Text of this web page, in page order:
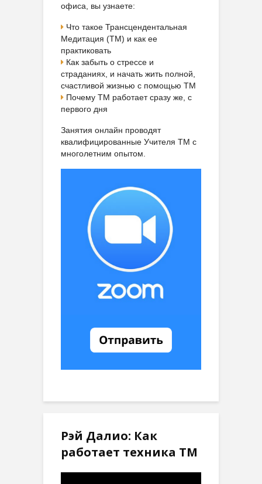
офиса, вы узнаете:
Что такое Трансцендентальная
Медитация (ТМ) и как ее
практиковать
Как забыть о стрессе и
страданиях, и начать жить полной,
счастливой жизнью с помощью ТМ
Почему ТМ работает сразу же, с
первого дня
Занятия онлайн проводят
квалифицированные Учителя ТМ с
многолетним опытом.
Рэй Далио: Как
работает техника ТМ